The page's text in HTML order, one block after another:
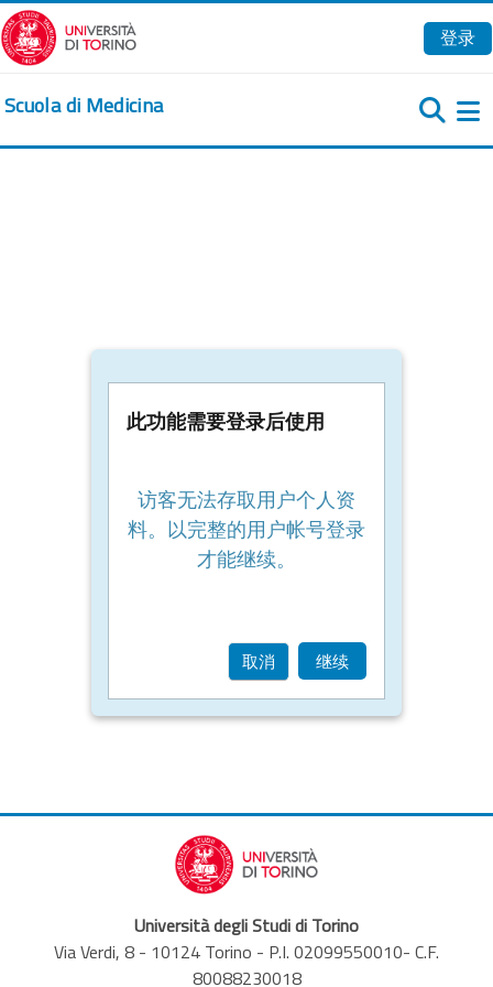
跳到主要内容
登录
Scuola di Medicina
此功能需要登录后使用
访客无法存取用户个人资
料。以完整的用户帐号登录
才能继续。
取消 继续
Università degli Studi di Torino
Via Verdi, 8 - 10124 Torino - P.I. 02099550010- C.F.
80088230018